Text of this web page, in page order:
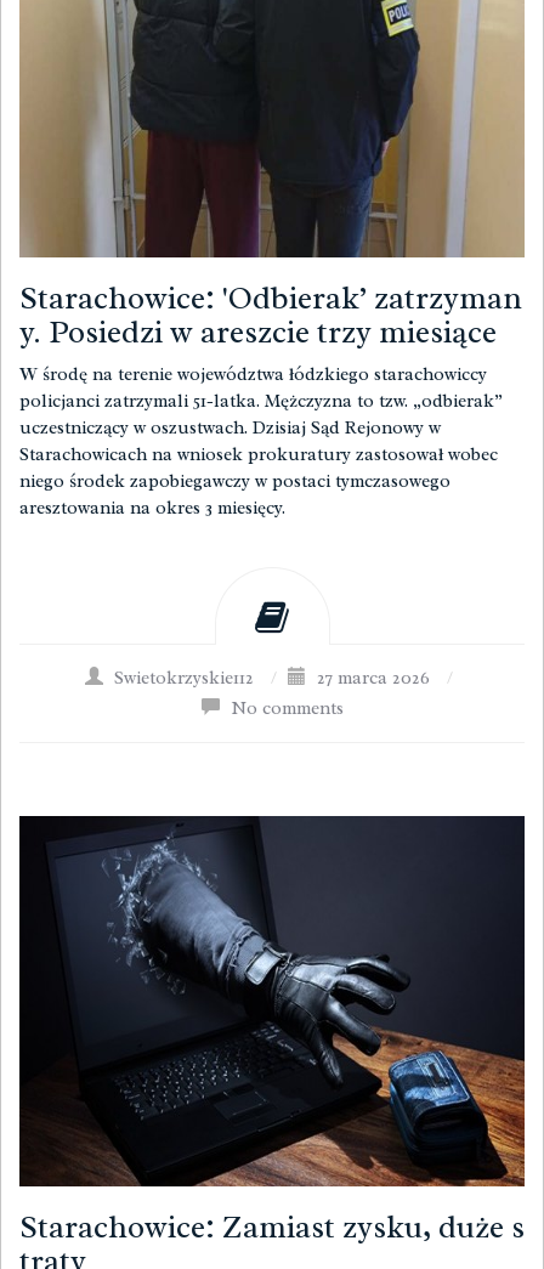
Starachowice: 'Odbierak’ zatrzyman
y. Posiedzi w areszcie trzy miesiące
W środę na terenie województwa łódzkiego starachowiccy
policjanci zatrzymali 51-latka. Mężczyzna to tzw. „odbierak”
uczestniczący w oszustwach. Dzisiaj Sąd Rejonowy w
Starachowicach na wniosek prokuratury zastosował wobec
niego środek zapobiegawczy w postaci tymczasowego
aresztowania na okres 3 miesięcy.
Swietokrzyskie112 / 27 marca 2026
/
No comments
Starachowice: Zamiast zysku, duże s